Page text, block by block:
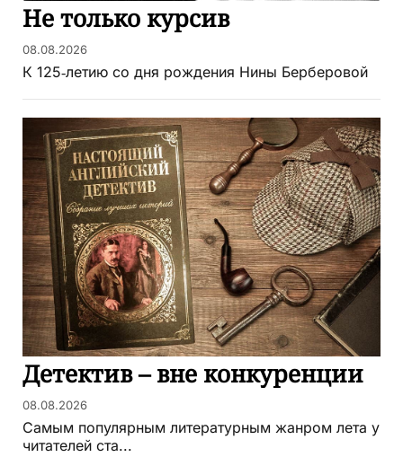
Не только курсив
08.08.2026
К 125‑летию со дня рождения Нины Берберовой
Детектив – вне конкуренции
08.08.2026
Самым популярным литературным жанром лета у
читателей ста...